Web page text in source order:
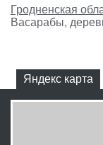
Гродненская
Васарабы,
Яндекс карта